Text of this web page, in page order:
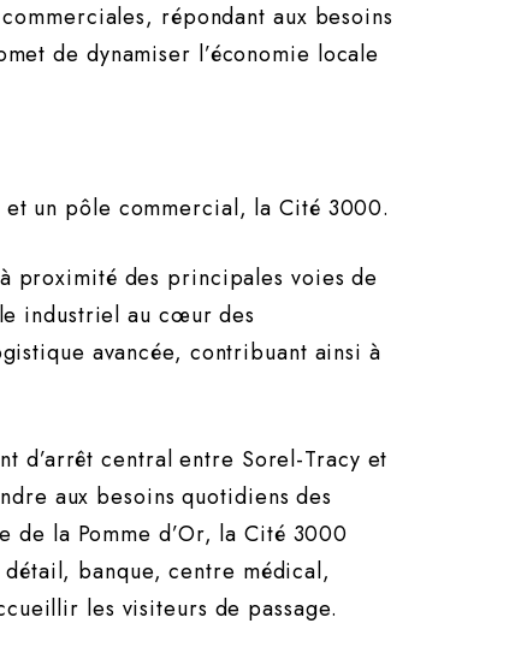
répondant aux besoins
de dynamiser l’économie locale
un pôle commercial, la Cité 3000.
proximité des principales voies de
industriel au cœur des
avancée, contribuant ainsi à
d’arrêt central entre Sorel-Tracy et
aux besoins quotidiens des
de la Pomme d’Or, la Cité 3000
banque, centre médical,
les visiteurs de passage.